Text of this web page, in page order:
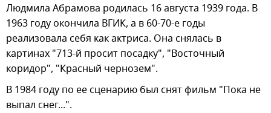
Людмила Абрамова родилась 16 августа 1939 года. В
1963 году окончила ВГИК, а в 60-70-е годы
реализовала себя как актриса. Она снялась в
картинах "713-й просит посадку", "Восточный
коридор", "Красный чернозем".
В 1984 году по ее сценарию был снят фильм "Пока не
выпал снег...".